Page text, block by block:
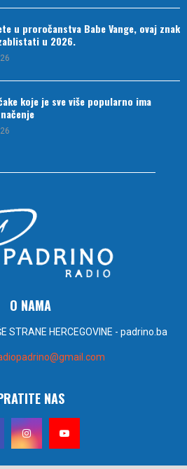
u proročanstva Babe Vange, ovaj znak
u 2026.
koje je sve više popularno ima
O NAMA
STRANE HERCEGOVINE - padrino.ba
NAS